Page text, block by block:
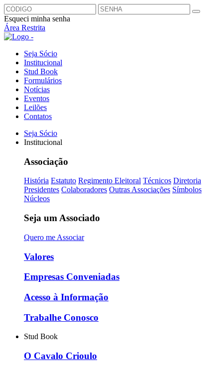
Esqueci minha senha
Área Restrita
Seja Sócio
Institucional
Stud Book
Formulários
Notícias
Eventos
Leilões
Contatos
Seja Sócio
Institucional
Associação
História Estatuto Regimento Eleitoral Técnicos Diretoria
Presidentes Colaboradores Outras Associações Símbolos
Núcleos
Seja um Associado
Quero me Associar
Valores
Empresas Conveniadas
Acesso à Informação
Trabalhe Conosco
Stud Book
O Cavalo Crioulo